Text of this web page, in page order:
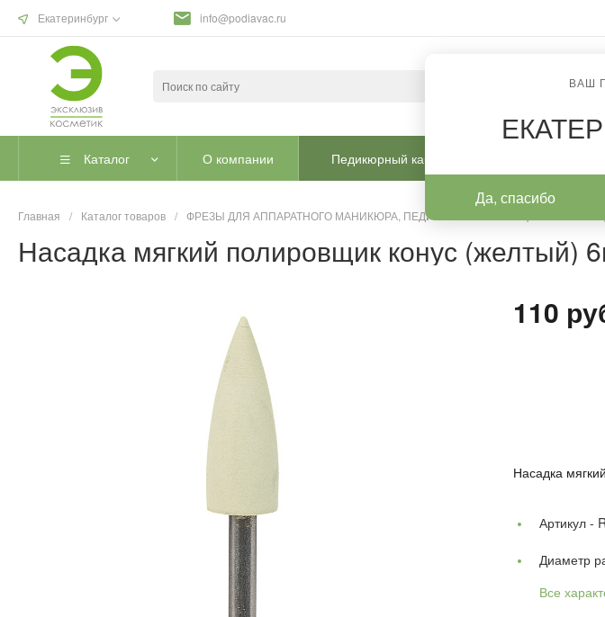
Екатеринбург
ВАШ
Да, спасибо
info@podiavac.ru
Каталог О компании Педикюрный кабинет
Главная / Каталог товаров / ФРЕЗЫ ДЛЯ АППАРАТНОГО МАНИКЮРА, ПЕДИКЮРА И КОРРЕКЦИИ
Насадка мягкий полировщик конус (желтый)
110
Насадка
Артикул -
Диаметр
Все